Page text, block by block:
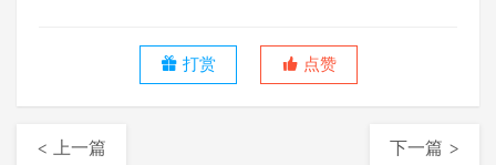
打赏 点赞
< 上一篇 下一篇 >